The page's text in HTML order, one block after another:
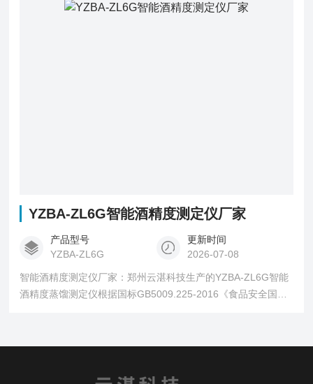
YZBA-ZL6G智能酒精度测定仪厂家
产品型号
YZBA-ZL6G
更新时间
2026-07-08
智能酒精度测定仪厂家：郑州云湛科技生产的YZBA-ZL6G智能
酒精度蒸馏测定仪根据国标GB5009.225-2016《食品安全国家